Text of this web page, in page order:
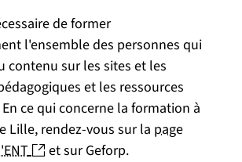
de former
l'ensemble des personnes qui
contenu sur les sites et les
et les ressources
ce qui concerne la formation à
Lille, rendez-vous sur la page
(nouvelle fenêtre)
et sur Geforp.